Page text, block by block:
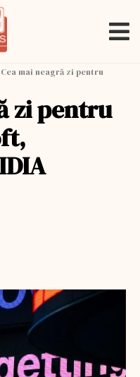
Cea mai neagră zi pentru
zi pentru